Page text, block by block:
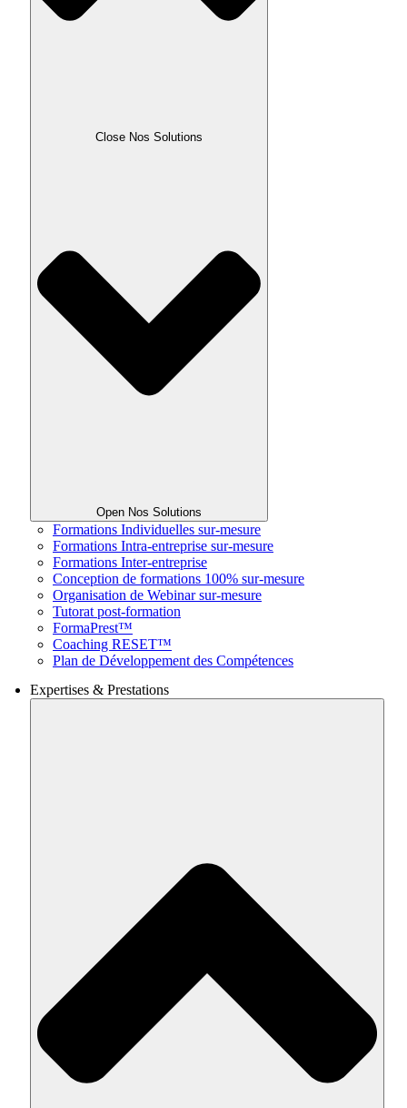
Close Nos Solutions
Open Nos Solutions
Formations Individuelles sur-mesure
Formations Intra-entreprise sur-mesure
Formations Inter-entreprise
Conception de formations 100% sur-mesure
Organisation de Webinar sur-mesure
Tutorat post-formation
FormaPrest™
Coaching RESET™
Plan de Développement des Compétences
Expertises & Prestations